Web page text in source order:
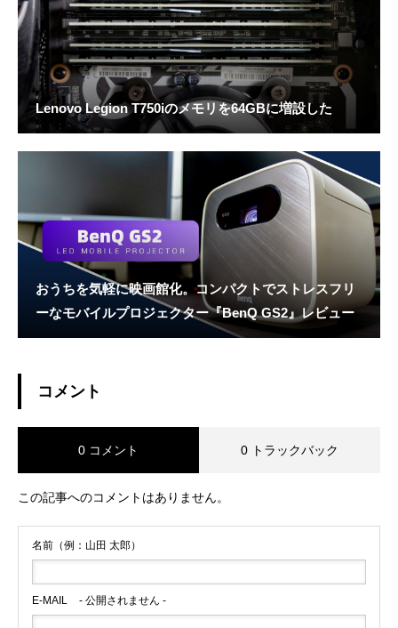
Lenovo Legion T750iのメモリを64GBに増設した
おうちを気軽に映画館化。コンパクトでストレスフリ
ーなモバイルプロジェクター『BenQ GS2』レビュー
コメント
0 コメント 0 トラックバック
この記事へのコメントはありません。
名前（例：山田 太郎）
E-MAIL - 公開されません -